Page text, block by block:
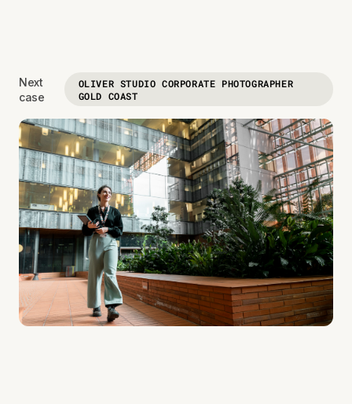
Next
case
OLIVER STUDIO CORPORATE PHOTOGRAPHER
GOLD COAST